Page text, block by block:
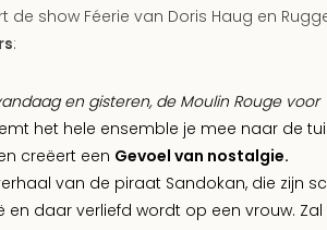
de show Féerie van Doris Haug en
:
en gisteren, de Moulin Rouge voor
het hele ensemble je mee naar de
creëert een Gevoel van nostalgie.
van de piraat Sandokan, die zijn
en daar verliefd wordt op een vrouw. Zal